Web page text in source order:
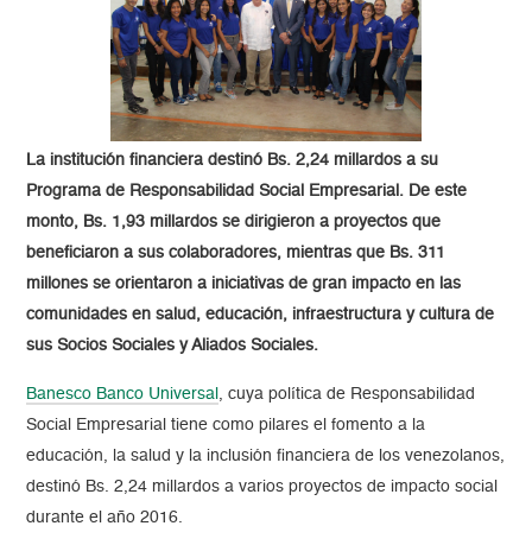
La institución financiera destinó Bs. 2,24 millardos a su
Programa de Responsabilidad Social Empresarial. De este
monto, Bs. 1,93 millardos se dirigierona proyectos que
beneficiaron a sus colaboradores, mientras que Bs. 311
millones se orientaron a iniciativas de gran impacto en las
comunidades en salud, educación, infraestructura y cultura de
sus Socios Sociales y Aliados Sociales.
Banesco Banco Universal , cuya política de Responsabilidad
Social Empresarial tiene como pilares el fomento a la
educación, la salud y la inclusión financiera de los venezolanos,
destinó Bs. 2,24 millardos a varios proyectos de impacto social
durante el año 2016.